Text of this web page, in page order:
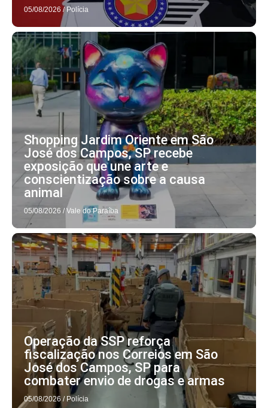
05/08/2026 / Polícia
Shopping Jardim Oriente em São
José dos Campos, SP recebe
exposição que une arte e
conscientização sobre a causa
animal
05/08/2026 / Vale do Paraíba
Operação da SSP reforça
fiscalização nos Correios em São
José dos Campos, SP para
combater envio de drogas e armas
05/08/2026 / Polícia